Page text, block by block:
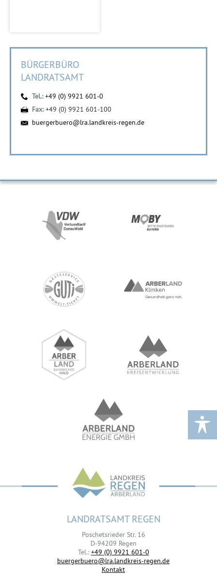
BÜRGERBÜRO
LANDRATSAMT
Tel.:+49 (0) 9921 601-0
Fax:+49 (0) 9921 601-100
buergerbuero@lra.landkreis-regen.de
LANDRATSAMT REGEN
Poschetsrieder Str. 16
D-94209 Regen
Tel.: +49 (0) 9921 601-0
buergerbuero@lra.landkreis-regen.de
Kontakt